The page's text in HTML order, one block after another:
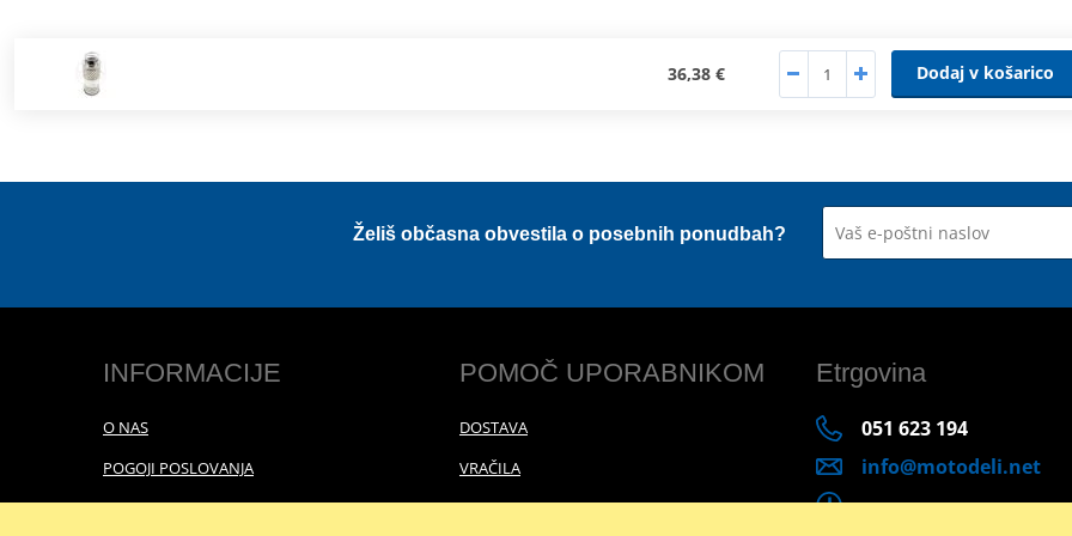
36,38 € Dodaj v košarico
Želiš občasna obvestila o posebnih ponudbah?
INFORMACIJE
O NAS
POGOJI POSLOVANJA
POLITIKA ZASEBNOSTI
POMOČ UPORABNIKOM
DOSTAVA
VRAČILA
Etrgovina
051 623 194
info@motodeli.net